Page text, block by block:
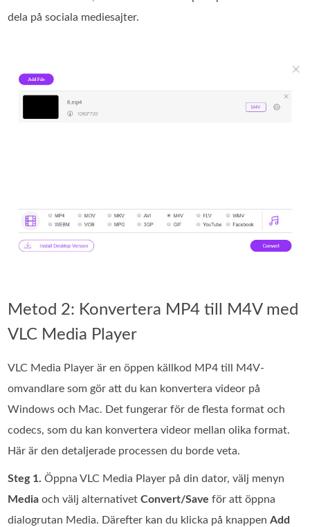
dela på sociala mediesajter.
Metod 2: Konvertera MP4 till M4V med
VLC Media Player
VLC Media Player är en öppen källkod MP4 till M4V-
omvandlare som gör att du kan konvertera videor på
Windows och Mac. Det fungerar för de flesta format och
codecs, som du kan konvertera videor mellan olika format.
Här är den detaljerade processen du borde veta.
Steg 1. Öppna VLC Media Player på din dator, välj menyn
Media och välj alternativetConvert/Save för att öppna
dialogrutan Media. Därefter kan du klicka på knappenAdd